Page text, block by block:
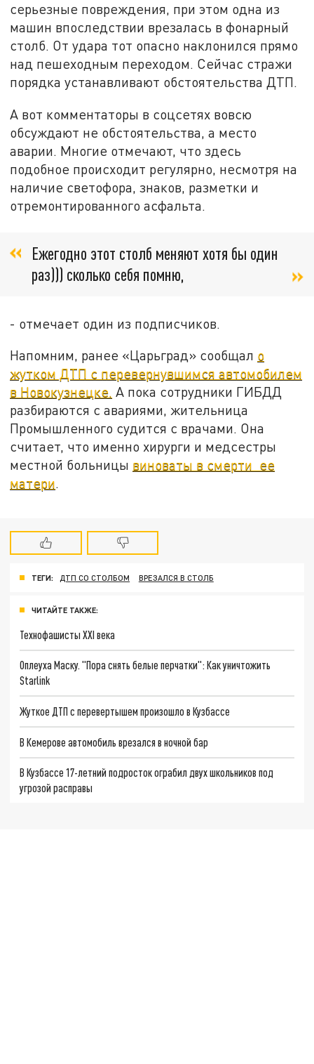
серьезные повреждения, при этом одна из
машин впоследствии врезалась в фонарный
столб. От удара тот опасно наклонился прямо
над пешеходным переходом. Сейчас стражи
порядка устанавливают обстоятельства ДТП.
А вот комментаторы в соцсетях вовсю
обсуждают не обстоятельства, а место
аварии. Многие отмечают, что здесь
подобное происходит регулярно, несмотря на
наличие светофора, знаков, разметки и
отремонтированного асфальта.
Ежегодно этот столб меняют хотя бы один
раз))) сколько себя помню,
- отмечает один из подписчиков.
Напомним, ранее «Царьград» сообщал о
жутком ДТП с перевернувшимся автомобилем
в Новокузнецке. А пока сотрудники ГИБДД
разбираются с авариями, жительница
Промышленного судится с врачами. Она
считает, что именно хирурги и медсестры
местной больницы виноваты в смерти ее
матери.
ТЕГИ: ДТП СО СТОЛБОМ ВРЕЗАЛСЯ В СТОЛБ
ЧИТАЙТЕ ТАКЖЕ:
Технофашисты XXI века
Оплеуха Маску. "Пора снять белые перчатки": Как уничтожить
Starlink
Жуткое ДТП с перевертышем произошло в Кузбассе
В Кемерове автомобиль врезался в ночной бар
В Кузбассе 17-летний подросток ограбил двух школьников под
угрозой расправы